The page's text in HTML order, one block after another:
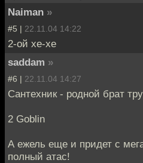
Naiman »
#5 | 22.11.04 14:22
2-ой хе-хе
saddam »
#6 | 22.11.04 14:27
Сантехник - родной брат
2 Goblin
А ежель еще и придет с
полный атас!